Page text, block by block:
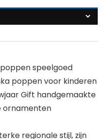
speelgoed
poppen voor kinderen
Gift handgemaakte
ornamenten
regionale stijl, zijn